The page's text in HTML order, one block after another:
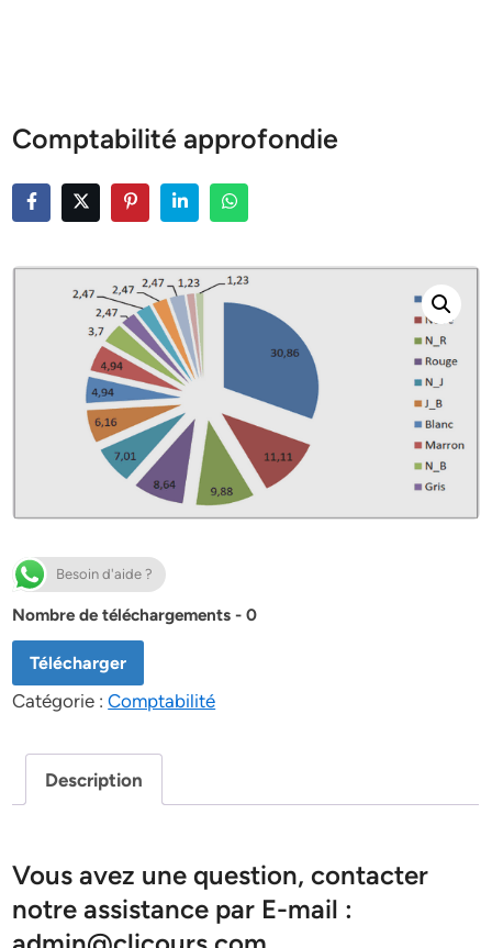
Comptabilité approfondie
Besoin d'aide ?
Nombre de téléchargements - 0
Télécharger
Catégorie :Comptabilité
Description
Vous avez une question, contacter
notre assistance par E-mail :